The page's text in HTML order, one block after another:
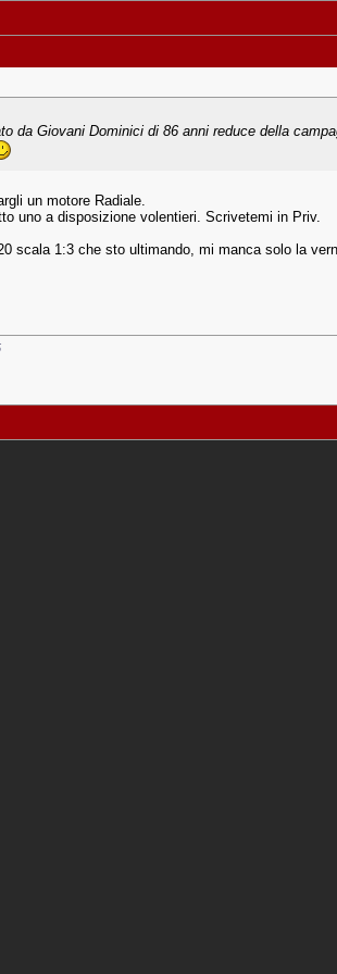
da Giovani Dominici di 86 anni reduce della
un motore Radiale.
uno a disposizione volentieri. Scrivetemi in Priv.
scala 1:3 che sto ultimando, mi manca solo la